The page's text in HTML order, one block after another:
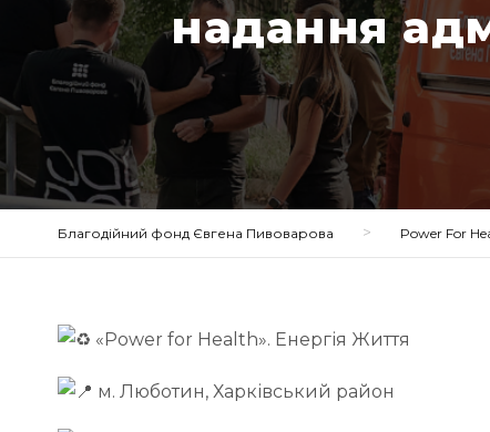
надання
Благодійний фонд Євгена Пивоварова > Power For
«Power for Health». Енергія Життя
м. Люботин, Харківський район